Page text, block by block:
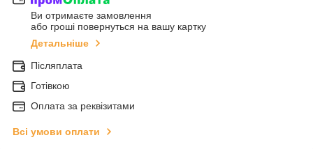
Ви отримаєте замовлення
або гроші повернуться на вашу картку
Детальніше
Післяплата
Готівкою
Оплата за реквізитами
Всі умови оплати